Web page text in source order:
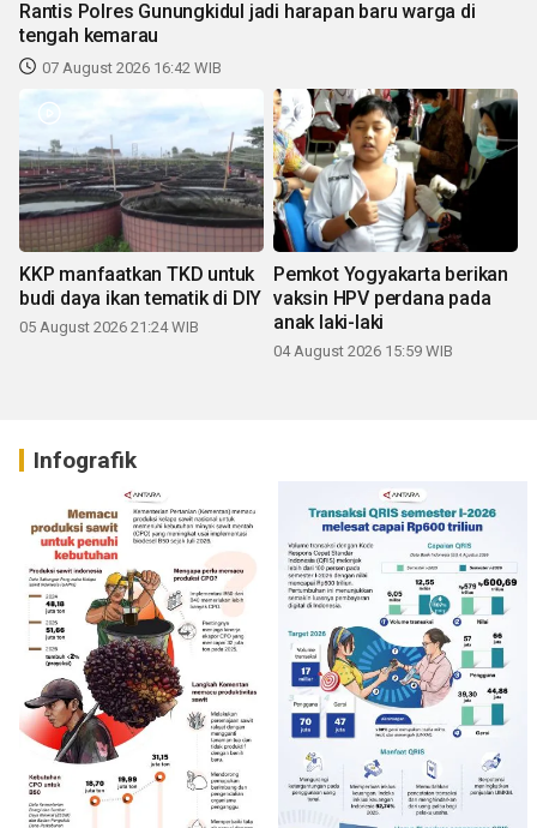
Rantis Polres Gunungkidul jadi harapan baru warga di
tengah kemarau
07 August 2026 16:42 WIB
KKP manfaatkan TKD untuk
budi daya ikan tematik di DIY
05 August 2026 21:24 WIB
Pemkot Yogyakarta berikan
vaksin HPV perdana pada
anak laki-laki
04 August 2026 15:59 WIB
Infografik